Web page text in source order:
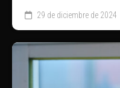
29 de diciembre de 2024